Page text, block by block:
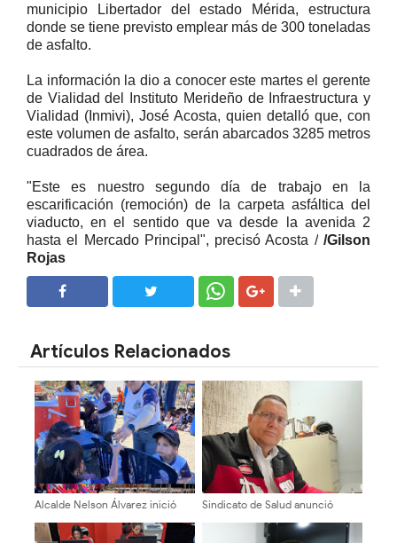
municipio Libertador del estado Mérida, estructura
donde se tiene previsto emplear más de 300 toneladas
de asfalto.
La información la dio a conocer este martes el gerente
de Vialidad del Instituto Merideño de Infraestructura y
Vialidad (Inmivi), José Acosta, quien detalló que, con
este volumen de asfalto, serán abarcados 3285 metros
cuadrados de área.
"Este es nuestro segundo día de trabajo en la
escarificación (remoción) de la carpeta asfáltica del
viaducto, en el sentido que va desde la avenida 2
hasta el Mercado Principal", precisó Acosta //Gilson
Rojas
Artículos Relacionados
Alcalde Nelson Álvarez inició
niños y niñas
Sindicato de Salud anunció
único de 46.000 bolívares